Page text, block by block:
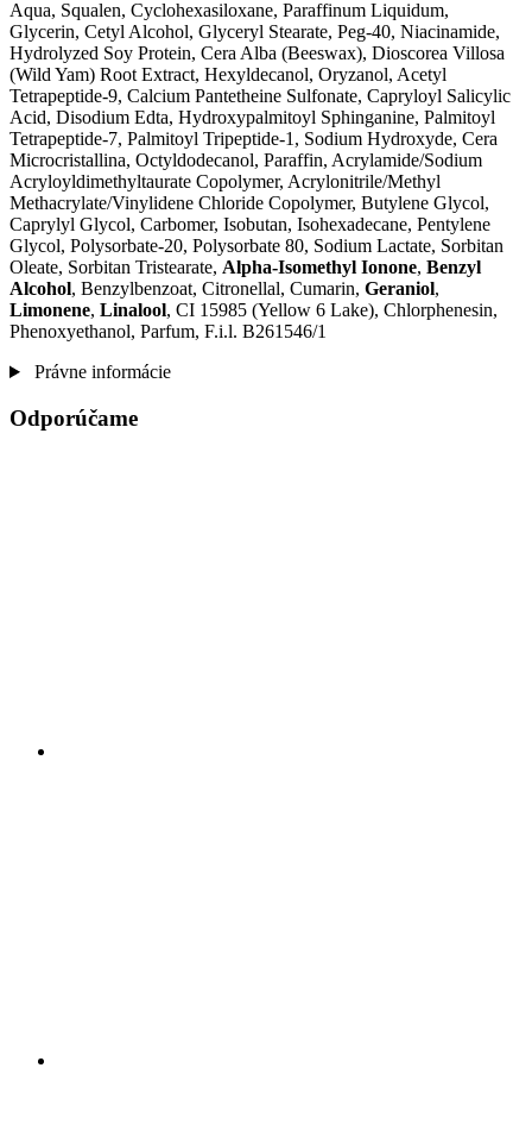
Aqua, Squalen, Cyclohexasiloxane, Paraffinum Liquidum,
Glycerin, Cetyl Alcohol, Glyceryl Stearate, Peg-40, Niacinamide,
Hydrolyzed Soy Protein, Cera Alba (Beeswax), Dioscorea Villosa
(Wild Yam) Root Extract, Hexyldecanol, Oryzanol, Acetyl
Tetrapeptide-9, Calcium Pantetheine Sulfonate, Capryloyl Salicylic
Acid, Disodium Edta, Hydroxypalmitoyl Sphinganine, Palmitoyl
Tetrapeptide-7, Palmitoyl Tripeptide-1, Sodium Hydroxyde, Cera
Microcristallina, Octyldodecanol, Paraffin, Acrylamide/Sodium
Acryloyldimethyltaurate Copolymer, Acrylonitrile/Methyl
Methacrylate/Vinylidene Chloride Copolymer, Butylene Glycol,
Caprylyl Glycol, Carbomer, Isobutan, Isohexadecane, Pentylene
Glycol, Polysorbate-20, Polysorbate 80, Sodium Lactate, Sorbitan
Oleate, Sorbitan Tristearate, Alpha-Isomethyl Ionone, Benzyl
Alcohol, Benzylbenzoat, Citronellal, Cumarin, Geraniol,
Limonene, Linalool, CI 15985 (Yellow 6 Lake), Chlorphenesin,
Phenoxyethanol, Parfum, F.i.l. B261546/1
Právne informácie
Odporúčame